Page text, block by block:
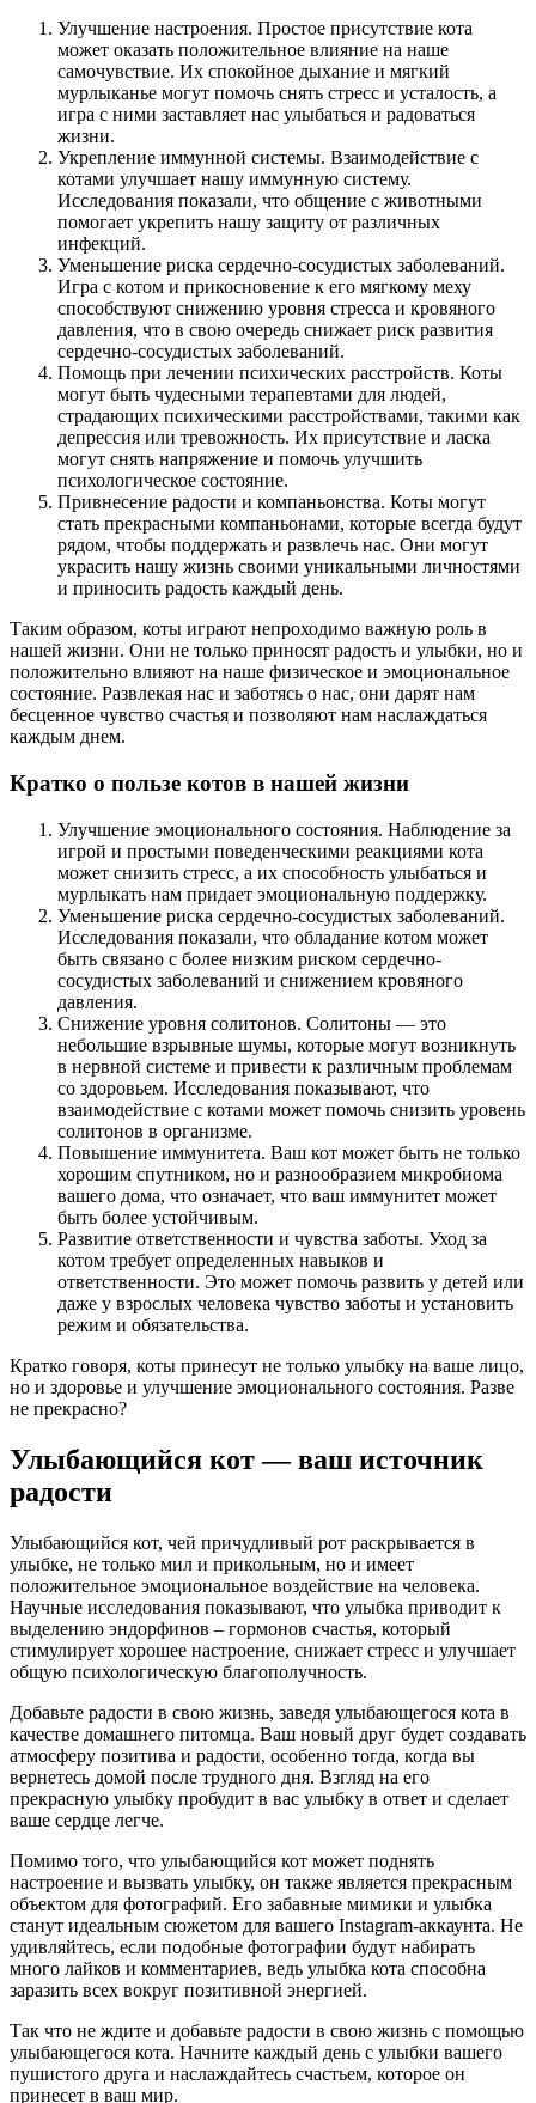
Улучшение настроения. Простое присутствие кота
может оказать положительное влияние на наше
самочувствие. Их спокойное дыхание и мягкий
мурлыканье могут помочь снять стресс и усталость, а
игра с ними заставляет нас улыбаться и радоваться
жизни.
Укрепление иммунной системы. Взаимодействие с
котами улучшает нашу иммунную систему.
Исследования показали, что общение с животными
помогает укрепить нашу защиту от различных
инфекций.
Уменьшение риска сердечно-сосудистых заболеваний.
Игра с котом и прикосновение к его мягкому меху
способствуют снижению уровня стресса и кровяного
давления, что в свою очередь снижает риск развития
сердечно-сосудистых заболеваний.
Помощь при лечении психических расстройств. Коты
могут быть чудесными терапевтами для людей,
страдающих психическими расстройствами, такими как
депрессия или тревожность. Их присутствие и ласка
могут снять напряжение и помочь улучшить
психологическое состояние.
Привнесение радости и компаньонства. Коты могут
стать прекрасными компаньонами, которые всегда будут
рядом, чтобы поддержать и развлечь нас. Они могут
украсить нашу жизнь своими уникальными личностями
и приносить радость каждый день.
Таким образом, коты играют непроходимо важную роль в
нашей жизни. Они не только приносят радость и улыбки, но и
положительно влияют на наше физическое и эмоциональное
состояние. Развлекая нас и заботясь о нас, они дарят нам
бесценное чувство счастья и позволяют нам наслаждаться
каждым днем.
Кратко о пользе котов в нашей жизни
Улучшение эмоционального состояния. Наблюдение за
игрой и простыми поведенческими реакциями кота
может снизить стресс, а их способность улыбаться и
мурлыкать нам придает эмоциональную поддержку.
Уменьшение риска сердечно-сосудистых заболеваний.
Исследования показали, что обладание котом может
быть связано с более низким риском сердечно-
сосудистых заболеваний и снижением кровяного
давления.
Снижение уровня солитонов. Солитоны — это
небольшие взрывные шумы, которые могут возникнуть
в нервной системе и привести к различным проблемам
со здоровьем. Исследования показывают, что
взаимодействие с котами может помочь снизить уровень
солитонов в организме.
Повышение иммунитета. Ваш кот может быть не только
хорошим спутником, но и разнообразием микробиома
вашего дома, что означает, что ваш иммунитет может
быть более устойчивым.
Развитие ответственности и чувства заботы. Уход за
котом требует определенных навыков и
ответственности. Это может помочь развить у детей или
даже у взрослых человека чувство заботы и установить
режим и обязательства.
Кратко говоря, коты принесут не только улыбку на ваше лицо,
но и здоровье и улучшение эмоционального состояния. Разве
не прекрасно?
Улыбающийся кот — ваш источник
радости
Улыбающийся кот, чей причудливый рот раскрывается в
улыбке, не только мил и прикольным, но и имеет
положительное эмоциональное воздействие на человека.
Научные исследования показывают, что улыбка приводит к
выделению эндорфинов – гормонов счастья, который
стимулирует хорошее настроение, снижает стресс и улучшает
общую психологическую благополучность.
Добавьте радости в свою жизнь, заведя улыбающегося кота в
качестве домашнего питомца. Ваш новый друг будет создавать
атмосферу позитива и радости, особенно тогда, когда вы
вернетесь домой после трудного дня. Взгляд на его
прекрасную улыбку пробудит в вас улыбку в ответ и сделает
ваше сердце легче.
Помимо того, что улыбающийся кот может поднять
настроение и вызвать улыбку, он также является прекрасным
объектом для фотографий. Его забавные мимики и улыбка
станут идеальным сюжетом для вашего Instagram-аккаунта. Не
удивляйтесь, если подобные фотографии будут набирать
много лайков и комментариев, ведь улыбка кота способна
заразить всех вокруг позитивной энергией.
Так что не ждите и добавьте радости в свою жизнь с помощью
улыбающегося кота. Начните каждый день с улыбки вашего
пушистого друга и наслаждайтесь счастьем, которое он
принесет в ваш мир.